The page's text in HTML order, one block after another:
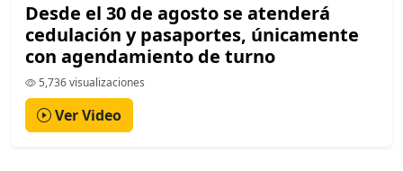
Desde el 30 de agosto se atenderá
cedulación y pasaportes, únicamente
con agendamiento de turno
5,736 visualizaciones
Ver Video